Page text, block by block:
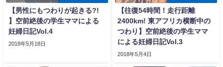
【男性にもつわりが起きる?!
】空前絶後の学生ママによる
妊婦日記Vol.4
2018年5月18日
【往復54時間！走行距離
2400km! 東アフリカ横断中の
つわり】空前絶後の学生ママ
による妊婦日記Vol.3
2018年5月4日